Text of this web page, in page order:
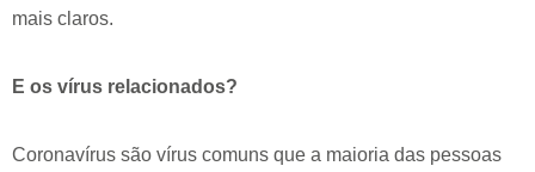
mais claros.
E os vírus relacionados?
Coronavírus são vírus comuns que a maioria das pessoas